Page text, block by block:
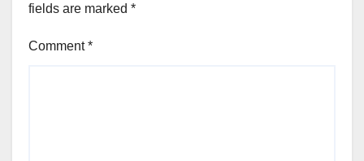
fields are marked *
Comment*